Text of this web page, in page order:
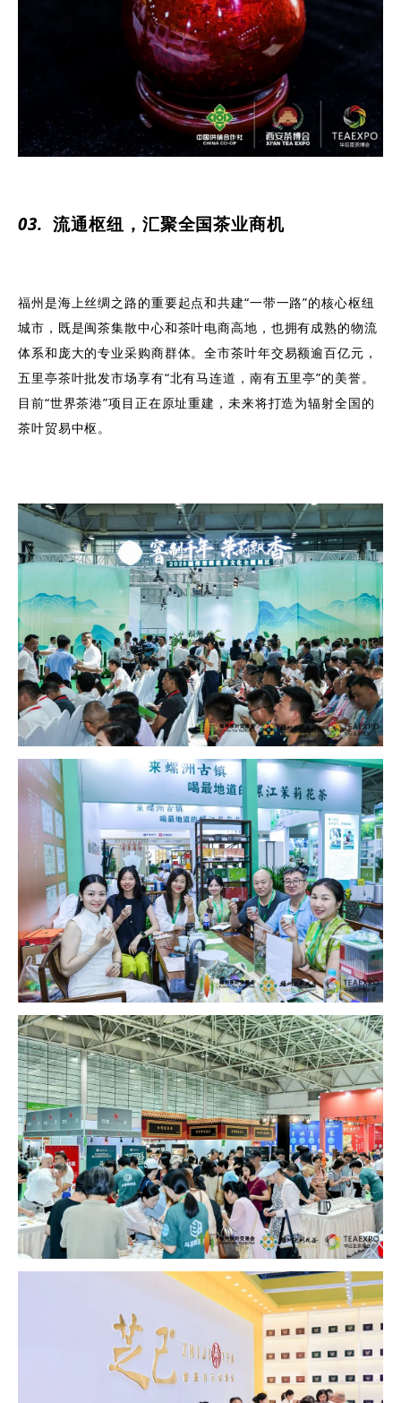
03. 流通枢纽，汇聚全国茶业商机
福州是海上丝绸之路的重要起点和共建“一带一路”的核心枢纽
城市，既是闽茶集散中心和茶叶电商高地，也拥有成熟的物流
体系和庞大的专业采购商群体。全市茶叶年交易额逾百亿元，
五里亭茶叶批发市场享有“北有马连道，南有五里亭”的美誉。
目前“世界茶港”项目正在原址重建，未来将打造为辐射全国的
茶叶贸易中枢。